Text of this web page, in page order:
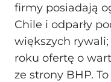
firmy posiadają
Chile i odparły
większych rywali;
roku ofertę o
ze strony BHP.